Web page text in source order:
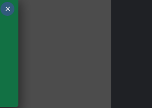
×